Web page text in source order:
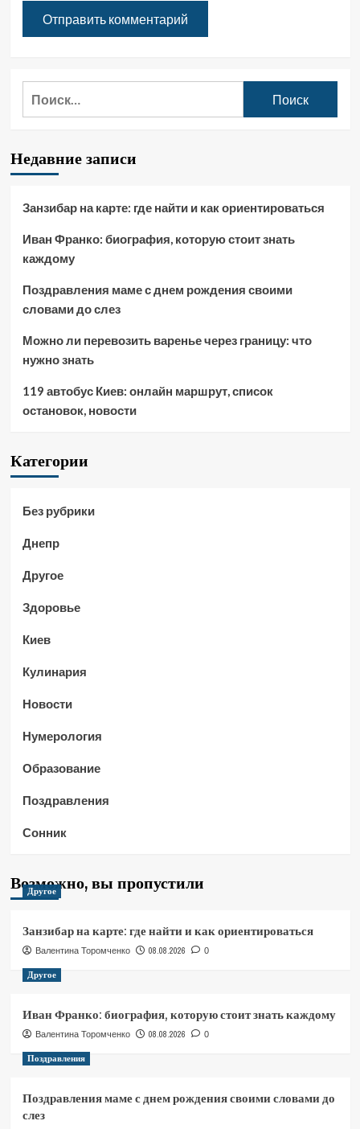
Недавние записи
Занзибар на карте: где найти и как ориентироваться
Иван Франко: биография, которую стоит знать
каждому
Поздравления маме с днем рождения своими
словами до слез
Можно ли перевозить варенье через границу: что
нужно знать
119 автобус Киев: онлайн маршрут, список
остановок, новости
Категории
Без рубрики
Днепр
Другое
Здоровье
Киев
Кулинария
Новости
Нумерология
Образование
Поздравления
Сонник
Возможно, вы пропустили
Другое
Занзибар на карте: где найти и как ориентироваться
Валентина Торомченко 08.08.2026 0
Другое
Иван Франко: биография, которую стоит знать каждому
Валентина Торомченко 08.08.2026 0
Поздравления
Поздравления маме с днем рождения своими словами до
слез